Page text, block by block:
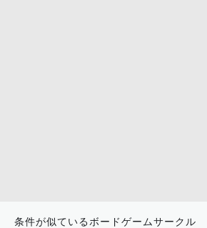
条件が似ているボードゲームサークル